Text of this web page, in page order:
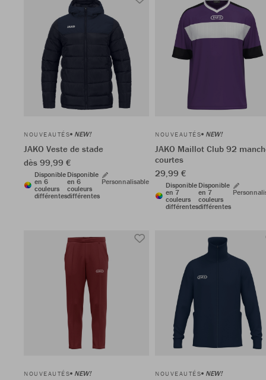
NOUVEAUTÉS NEW!
JAKO Veste de stade
dès 99,99 €
Disponible
en 6
couleurs
différentes
Disponible
en 6
couleurs
différentes
Personnalisable
NOUVEAUTÉS NEW!
JAKO Maillot Club 92
courtes
29,99 €
Disponible
en 7
couleurs
différentes
Disponible
en 7
couleurs
différentes
NOUVEAUTÉS NEW! NOUVEAUTÉS NEW!